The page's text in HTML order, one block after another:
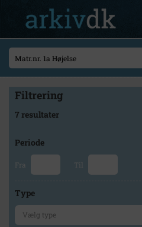
Filtrering
7 resultater
Periode
Fra Til
Type